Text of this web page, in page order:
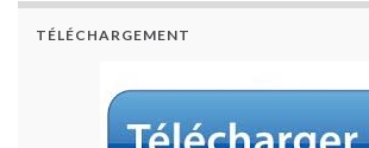
TÉLÉCHARGEMENT